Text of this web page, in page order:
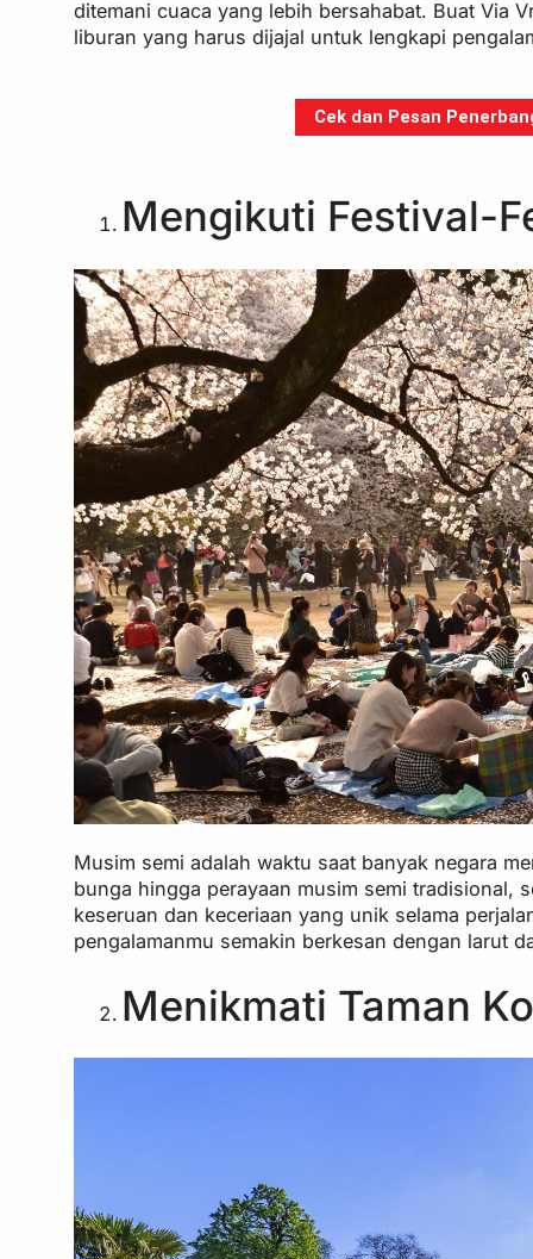
ditemani cuaca yang lebih bersahabat. Buat Via
liburan yang harus dijajal untuk lengkapi
Cek dan Pesan
Mengikuti Festival-
Musim semi adalah waktu saat banyak negara
bunga hingga perayaan musim semi tradisional,
keseruan dan keceriaan yang unik selama
pengalamanmu semakin berkesan dengan larut
Menikmati Taman